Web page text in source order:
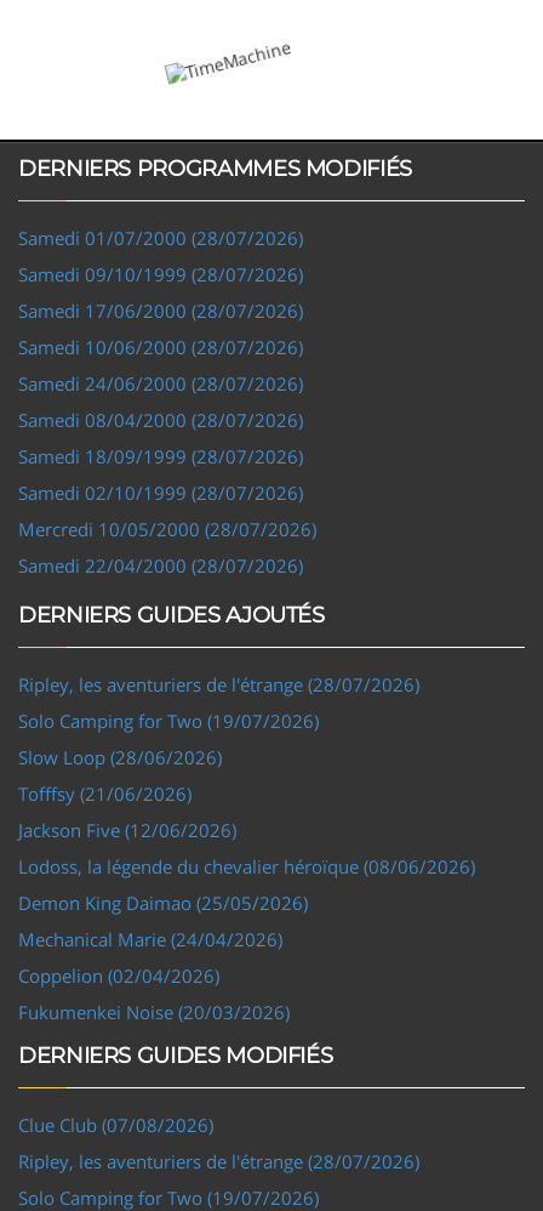
DERNIERS PROGRAMMES MODIFIÉS
Samedi 01/07/2000 (28/07/2026)
Samedi 09/10/1999 (28/07/2026)
Samedi 17/06/2000 (28/07/2026)
Samedi 10/06/2000 (28/07/2026)
Samedi 24/06/2000 (28/07/2026)
Samedi 08/04/2000 (28/07/2026)
Samedi 18/09/1999 (28/07/2026)
Samedi 02/10/1999 (28/07/2026)
Mercredi 10/05/2000 (28/07/2026)
Samedi 22/04/2000 (28/07/2026)
DERNIERS GUIDES AJOUTÉS
Ripley, les aventuriers de l'étrange (28/07/2026)
Solo Camping for Two (19/07/2026)
Slow Loop (28/06/2026)
Tofffsy (21/06/2026)
Jackson Five (12/06/2026)
Lodoss, la légende du chevalier héroïque (08/06/2026)
Demon King Daimao (25/05/2026)
Mechanical Marie (24/04/2026)
Coppelion (02/04/2026)
Fukumenkei Noise (20/03/2026)
DERNIERS GUIDES MODIFIÉS
Clue Club (07/08/2026)
Ripley, les aventuriers de l'étrange (28/07/2026)
Solo Camping for Two (19/07/2026)